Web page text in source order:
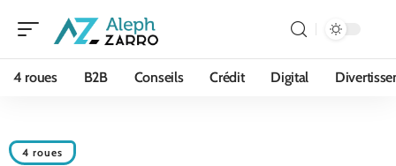
4 roues B2B Conseils Crédit Digital
4 roues